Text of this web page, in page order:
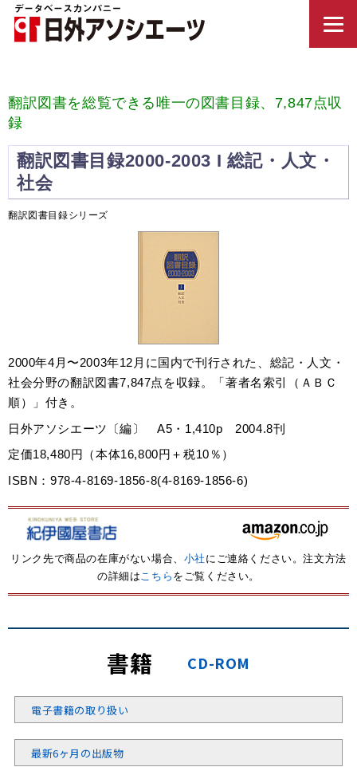
翻訳図書を総覧できる唯一の図書目録、7,847点収
録
翻訳図書目録2000-2003 I 総記・人文・
社会
翻訳図書目録シリーズ
2000年4月〜2003年12月に国内で刊行された、総記・人文・
社会分野の翻訳図書7,847点を収録。「著者名索引（ＡＢＣ
順）」付き。
日外アソシエーツ〔編〕 A5・1,410p 2004.8刊
定価18,480円（本体16,800円＋税10％）
ISBN：978-4-8169-1856-8(4-8169-1856-6)
リンク先で商品の在庫がない場合、 小社 にご連絡ください。注文方法
の詳細は こちら をご覧ください。
書籍 CD-ROM
電子書籍の取り扱い
最新6ヶ月の出版物